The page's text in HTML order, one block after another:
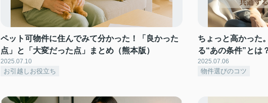
ペット可物件に住んでみて分かった！「良かった
点」と「大変だった点」まとめ（熊本版）
2025.07.10
お引越しお役立ち
ちょっと高かった
る“あの条件”とは
2025.07.06
物件選びのコツ